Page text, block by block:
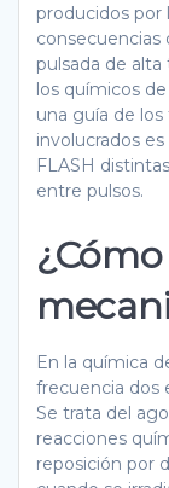
producidos por
consecuencias
pulsada de alta
los químicos
una guía de
involucrados
FLASH
entre pulsos.
En la química
frecuencia dos
Se trata del
reacciones
reposición por